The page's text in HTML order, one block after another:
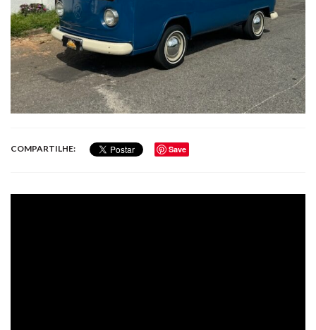
COMPARTILHE: Save